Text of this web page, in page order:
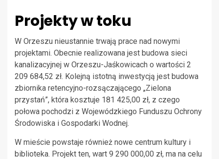
Projekty w toku
W Orzeszu nieustannie trwają prace nad nowymi
projektami. Obecnie realizowana jest budowa sieci
kanalizacyjnej w Orzeszu-Jaśkowicach o wartości 2
209 684,52 zł. Kolejną istotną inwestycją jest budowa
zbiornika retencyjno-rozsączającego „Zielona
przystań”, która kosztuje 181 425,00 zł, z czego
połowa pochodzi z Wojewódzkiego Funduszu Ochrony
Środowiska i Gospodarki Wodnej.
W mieście powstaje również nowe centrum kultury i
biblioteka. Projekt ten, wart 9 290 000,00 zł, ma na celu